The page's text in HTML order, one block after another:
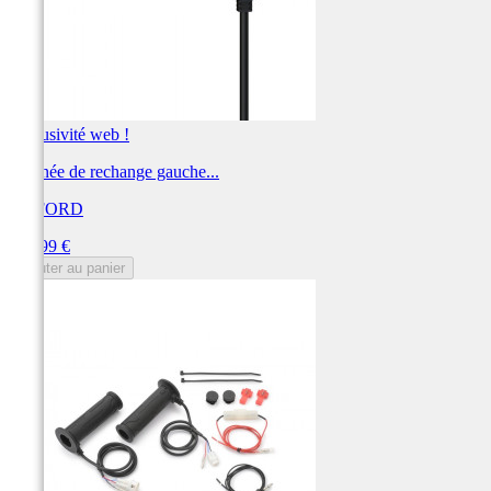
Exclusivité web !
Poignée de rechange gauche...
OXFORD
149,99 €
Ajouter au panier